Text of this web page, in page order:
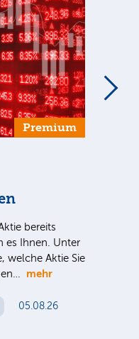
Premium
bereits
es Ihnen. Unter
welche Aktie Sie
mehr
05.08.26